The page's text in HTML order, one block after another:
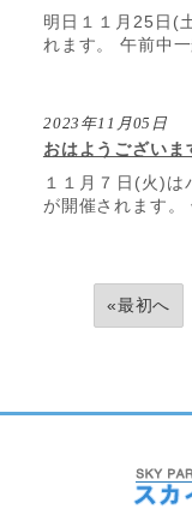
明日１１月25日(
れます。 午前中
2023年11月05日
おはようござい
１１月７日(火)
が開催されます。
«最初へ